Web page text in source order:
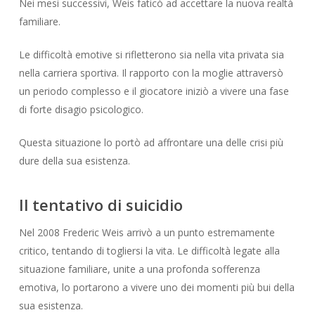
Nei mesi successivi, Weis faticò ad accettare la nuova realtà
familiare.
Le difficoltà emotive si rifletterono sia nella vita privata sia
nella carriera sportiva. Il rapporto con la moglie attraversò
un periodo complesso e il giocatore iniziò a vivere una fase
di forte disagio psicologico.
Questa situazione lo portò ad affrontare una delle crisi più
dure della sua esistenza.
Il tentativo di suicidio
Nel 2008 Frederic Weis arrivò a un punto estremamente
critico, tentando di togliersi la vita. Le difficoltà legate alla
situazione familiare, unite a una profonda sofferenza
emotiva, lo portarono a vivere uno dei momenti più bui della
sua esistenza.